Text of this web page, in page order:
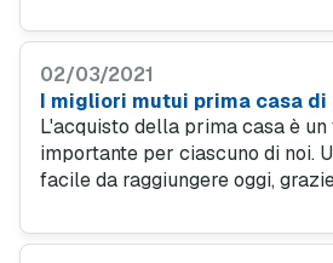
ancora facorevoli.
02/03/2021
I migliori mutui prima casa di
L'acquisto della prima casa è un
importante per ciascuno di noi.
facile da raggiungere oggi,
livelli bassi.